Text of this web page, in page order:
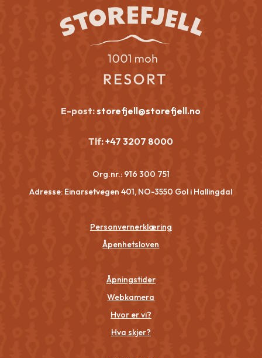
E-post:storefjell@storefjell.no
Tlf:+47 3207 8000
Org.nr.: 916 300 751
Adresse: Einarsetvegen 401, NO-3550 Gol i Hallingdal
Personvernerklæring
Åpenhetsloven
Åpningstider
Webkamera
Hvor er vi?
Hva skjer?